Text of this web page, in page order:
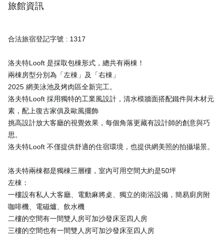
旅館資訊
合法旅宿登記字號 : 1317
洛夫特Looft 是採取包棟形式，總共有兩棟！
兩棟房型分別為「左棟」及「右棟」
2025 網美泳池及烤肉區全新完工。
洛夫特Looft 採用獨特的工業風設計，清水模牆面搭配鐵件與木材元
素，配上復古家俱及歐風擺飾
挑高設計放大客廳的視覺效果，每個角落更藏有設計師的創意與巧
思。
洛夫特Looft 不僅提供舒適的住宿環境，也提供網美照的拍攝場景。
洛夫特兩棟都是獨棟三層樓，室內可用空間大約是50坪
左棟：
一樓設有私人大客廳、電動麻將桌、獨立的衛浴設備，簡易廚房附
咖啡機、電磁爐、飲水機
二樓的空間有一間雙人房可加沙發床至四人房
三樓的空間也有一間雙人房可加沙發床至四人房